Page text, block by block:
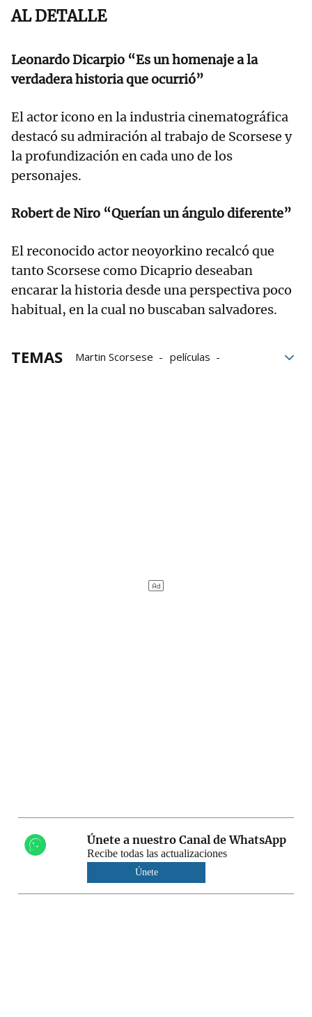
AL DETALLE
Leonardo Dicarpio “Es un homenaje a la
verdadera historia que ocurrió”
El actor icono en la industria cinematográfica
destacó su admiración al trabajo de Scorsese y
la profundización en cada uno de los
personajes.
Robert de Niro “Querían un ángulo diferente”
El reconocido actor neoyorkino recalcó que
tanto Scorsese como Dicaprio deseaban
encarar la historia desde una perspectiva poco
habitual, en la cual no buscaban salvadores.
TEMAS Martin Scorsese
películas
Únete a nuestro Canal de WhatsApp
Recibe todas las actualizaciones
Únete